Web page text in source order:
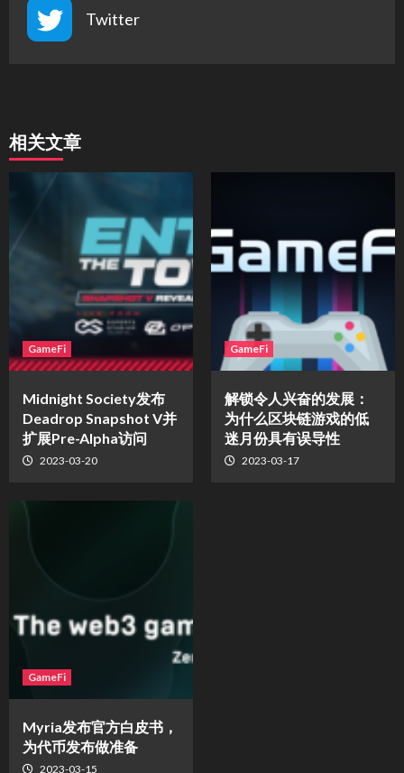
Twitter
相关文章
GameFi
Midnight Society发布
Deadrop Snapshot V并
扩展Pre-Alpha访问
2023-03-20
GameFi
解锁令人兴奋的发展：
为什么区块链游戏的低
迷月份具有误导性
2023-03-17
GameFi
Myria发布官方白皮书，
为代币发布做准备
2023-03-15